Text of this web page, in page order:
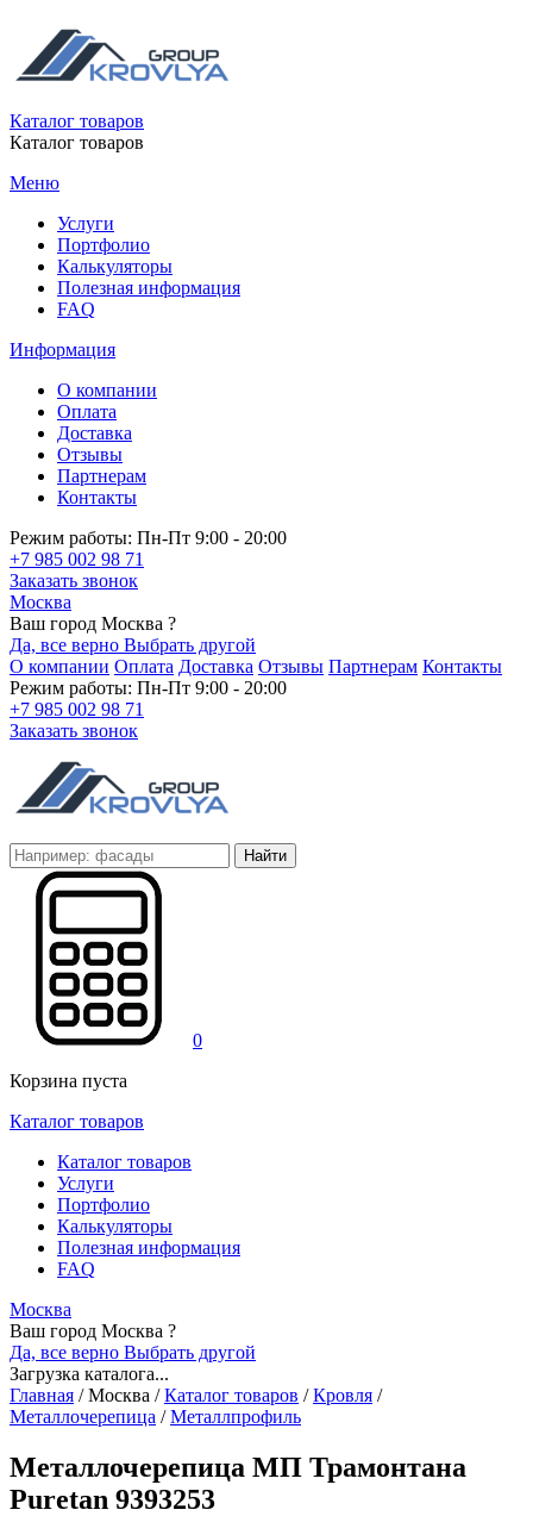
Каталог товаров
Каталог товаров
Меню
Услуги
Портфолио
Калькуляторы
Полезная информация
FAQ
Информация
О компании
Оплата
Доставка
Отзывы
Партнерам
Контакты
Режим работы: Пн-Пт 9:00 - 20:00
+7 985 002 98 71
Заказать звонок
Москва
Ваш город Москва ?
Да, все верно Выбрать другой
О компании Оплата Доставка Отзывы Партнерам Контакты
Режим работы: Пн-Пт 9:00 - 20:00
+7 985 002 98 71
Заказать звонок
Найти
0
Корзина пуста
Каталог товаров
Каталог товаров
Услуги
Портфолио
Калькуляторы
Полезная информация
FAQ
Москва
Ваш город Москва ?
Да, все верно Выбрать другой
Загрузка каталога...
Главная /Москва / Каталог товаров / Кровля /
Металлочерепица / Металлпрофиль
Металлочерепица МП Трамонтана
Puretan 9393253